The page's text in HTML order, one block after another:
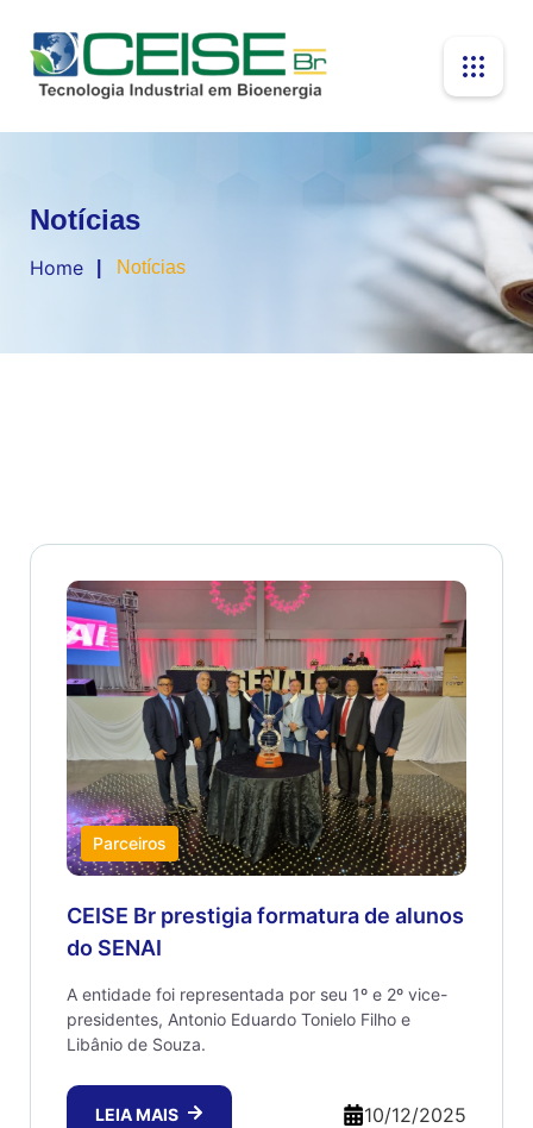
Notícias
Home Notícias
Parceiros
CEISE Br prestigia formatura de alunos
do SENAI
A entidade foi representada por seu 1º e 2º vice-
presidentes, Antonio Eduardo Tonielo Filho e
Libânio de Souza.
LEIA MAIS 10/12/2025